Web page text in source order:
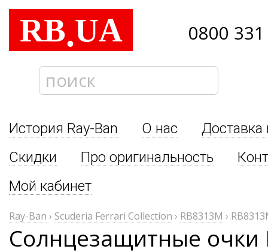
RB.UA 0800
История Ray-Ban О нас
Доставка
Скидки
Про оригинальность
Мой кабинет
Ray-Ban › Scuderia Ferrari Collection › RB8313M ›
Солнцезащитные очки